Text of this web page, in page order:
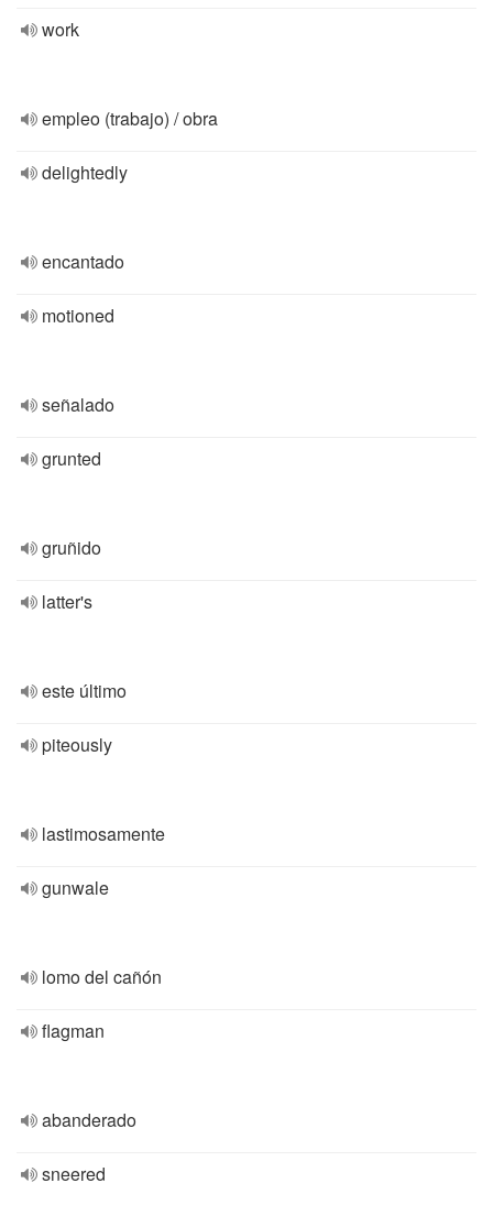
work
empleo (trabajo) / obra
delightedly
encantado
motioned
señalado
grunted
gruñido
latter's
este último
piteously
lastimosamente
gunwale
lomo del cañón
flagman
abanderado
sneered